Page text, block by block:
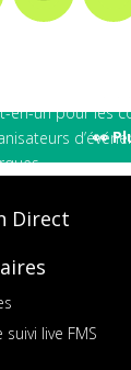
👀
en-un pour les
Direct
live FMS